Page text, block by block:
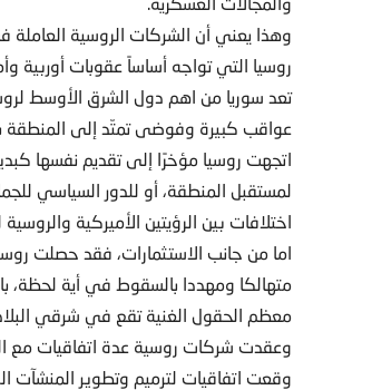
وهذا يعني أن الشركات الروسية
روسيا التي تواجه أساساً عقوبات أوربية
تعد سوريا من اهم دول الشرق الأوسط
عواقب كبيرة وفوضى تمتّد إلى المنطقة
اتجهت روسيا مؤخرًا إلى تقديم نفسها
لمستقبل المنطقة، أو للدور السياسي
اختلافات بين الرؤيتين الأميركية
اما من جانب الاستثمارات، فقد حصلت
متهالكا ومهددا بالسقوط في أية لحظة،
معظم الحقول الغنية تقع في شرقي البلاد
وعقدت شركات روسية عدة اتفاقيات مع
وقعت اتفاقيات لترميم وتطوير المنشآت